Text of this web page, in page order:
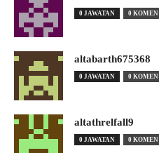
0 JAWATAN 0 KOMEN
altabarth675368
0 JAWATAN 0 KOMEN
altathrelfall9
0 JAWATAN 0 KOMEN